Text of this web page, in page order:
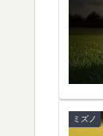
ミズノ